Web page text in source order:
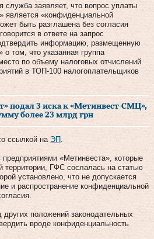
служба заявляет, что вопрос уплаты
является «конфиденциальной
быть разглашена без согласия
в ответе на запрос
информацию, размещенную
о том, что указанная группа
по объему налоговых отчислений
в ТОП-100 налогоплательщиков
подал 3 иска к «Метинвест-СМЦ»,
более 23 млрд грн
ссылкой на ЭП
предприятиями «Метинвеста», которые
территории, ГФС сослалась на статью
установлено, что не допускается
и распространение конфиденциальной
положений законодательных
вроде конфиденциальность